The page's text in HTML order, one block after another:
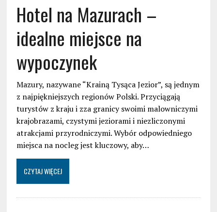
Hotel na Mazurach –
idealne miejsce na
wypoczynek
Mazury, nazywane “Krainą Tysąca Jezior”, są jednym
z najpiękniejszych regionów Polski. Przyciągają
turystów z kraju i zza granicy swoimi malowniczymi
krajobrazami, czystymi jeziorami i niezliczonymi
atrakcjami przyrodniczymi. Wybór odpowiedniego
miejsca na nocleg jest kluczowy, aby…
CZYTAJ WIĘCEJ